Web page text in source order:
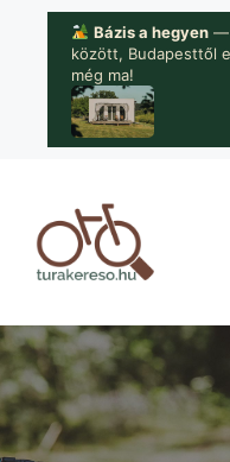
Kilépés
tartalomba
Bázis a hegyen—
között, Budapesttől
még ma!